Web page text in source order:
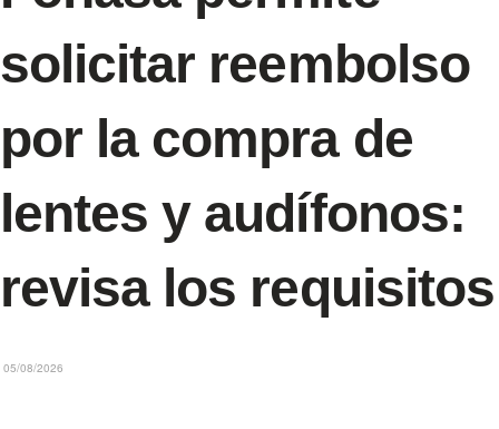
solicitar reembolso
por la compra de
lentes y audífonos:
revisa los requisitos
05/08/2026